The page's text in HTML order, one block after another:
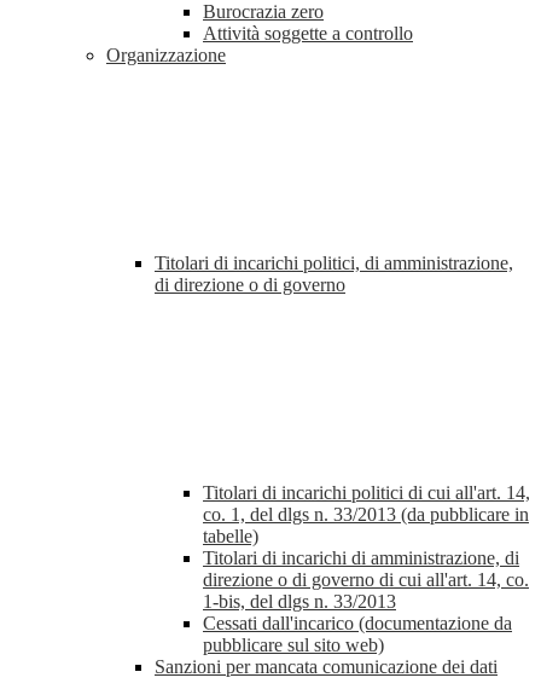
Burocrazia zero
Attività soggette a controllo
Organizzazione
Titolari di incarichi politici, di amministrazione,
di direzione o di governo
Titolari di incarichi politici di cui all'art. 14,
co. 1, del dlgs n. 33/2013 (da pubblicare in
tabelle)
Titolari di incarichi di amministrazione, di
direzione o di governo di cui all'art. 14, co.
1-bis, del dlgs n. 33/2013
Cessati dall'incarico (documentazione da
pubblicare sul sito web)
Sanzioni per mancata comunicazione dei dati